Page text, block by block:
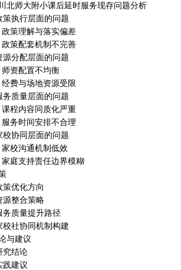
北师大附小课后延时服务现存问题分析
策执行层面的问题
策理解与落实偏差
策配套机制不完善
源分配层面的问题
资配置不均衡
费与场地资源受限
务质量层面的问题
程内容同质化严重
务时间安排不合理
校协同层面的问题
校沟通机制低效
庭支持责任边界模糊
策优化方向
源整合策略
务质量提升路径
校社协同机制构建
与建议
究结论
践建议